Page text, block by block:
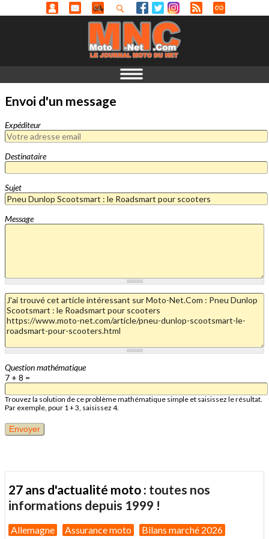
Envoi d'un message
Expéditeur
Destinataire
Sujet
Message
Question mathématique
7 + 8 =
Trouvez la solution de ce problème mathématique simple et saisissez le résultat.
Par exemple, pour 1 + 3, saisissez 4.
27 ans d'actualité moto : toutes nos
informations depuis 1999 !
Allemagne Assurance moto Bilans marché 2026